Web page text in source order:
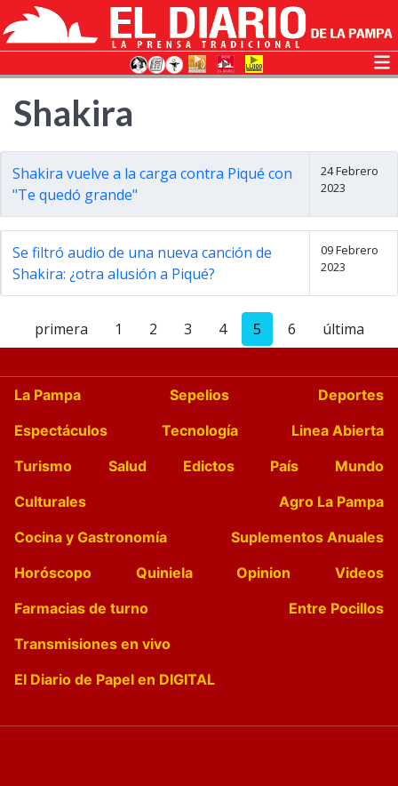
Shakira
Shakira vuelve a la carga contra Piqué con
"Te quedó grande"
24 Febrero
2023
Se filtró audio de una nueva canción de
Shakira: ¿otra alusión a Piqué?
09 Febrero
2023
primera 1 2 3 4 5 6 última
La Pampa Sepelios
Deportes
Espectáculos
Tecnología
Linea Abierta
Turismo
Salud Edictos País
Mundo
Culturales
Agro La Pampa
Cocina y Gastronomía
Suplementos Anuales
Horóscopo
Quiniela Opinion
Videos
Farmacias de turno
Entre Pocillos
Transmisiones en vivo
El Diario de Papel en DIGITAL